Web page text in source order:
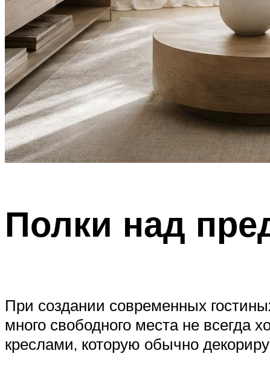
Полки над
При создании современных
много свободного места не всегда
креслами, которую обычно